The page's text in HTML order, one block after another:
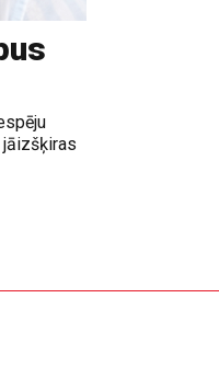
jāizšķiras